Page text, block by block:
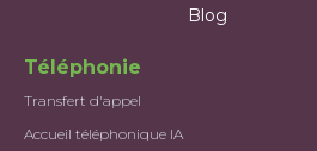
Blog
Téléphonie
Transfert d'appel
Accueil téléphonique IA